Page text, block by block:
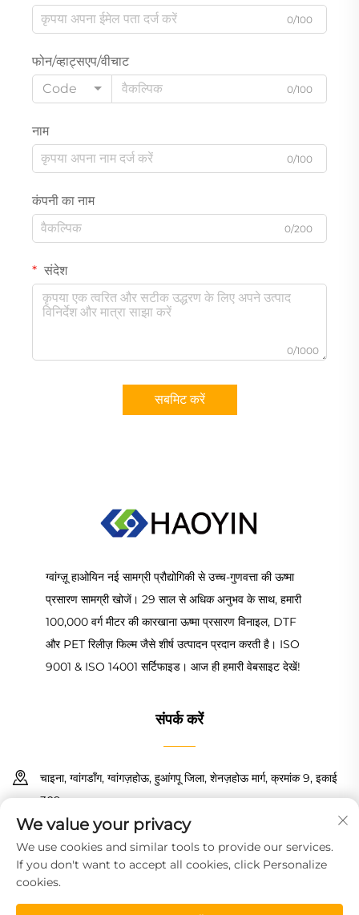
0/100
फोन/व्हाट्सएप/वीचाट
Code
0/100
नाम
0/100
कंपनी का नाम
0/200
संदेश
0/1000
सबमिट करें
ग्वांग्ज़ू हाओयिन नई सामग्री प्रौद्योगिकी से उच्च-गुणवत्ता की ऊष्मा
प्रसारण सामग्री खोजें। 29 साल से अधिक अनुभव के साथ, हमारी
100,000 वर्ग मीटर की कारखाना ऊष्मा प्रसारण विनाइल, DTF
और PET रिलीज़ फिल्म जैसे शीर्ष उत्पादन प्रदान करती है। ISO
9001 & ISO 14001 सर्टिफाइड। आज ही हमारी वेबसाइट देखें!
संपर्क करें
चाइना, ग्वांगडॉंग, ग्वांगज़होऊ, हुआंगपू जिला, शेनज़होऊ मार्ग, क्रमांक 9, इकाई
309
+86 18150601728
[email protected]
We value your privacy
We use cookies and similar tools to provide our services.
If you don't want to accept all cookies, click Personalize
cookies.